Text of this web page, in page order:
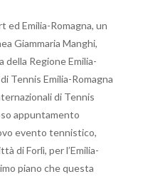
ed Emilia-Romagna, un
Giammaria Manghi,
Regione Emilia-
Tennis Emilia-Romagna
di Tennis
appuntamento
evento tennistico,
di Forlì, per l’Emilia-
piano che questa